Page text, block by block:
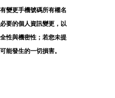
變更手機號碼所有權名
要的個人資訊變更，以
性與機密性；若您未提
能發生的一切損害。